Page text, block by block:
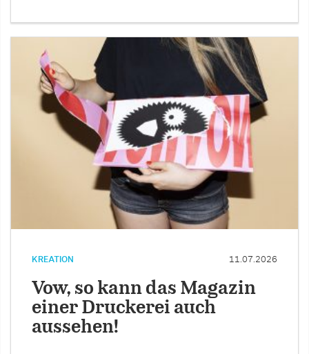
KREATION 11.07.2026
Vow, so kann das Magazin
einer Druckerei auch
aussehen!